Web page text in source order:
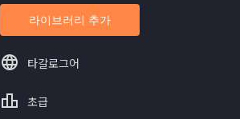
라이브러리 추가
타갈로그어
초급